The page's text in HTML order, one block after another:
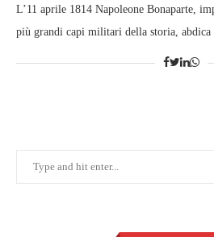
L’11 aprile 1814 Napoleone Bonaparte,
più grandi capi militari della storia,